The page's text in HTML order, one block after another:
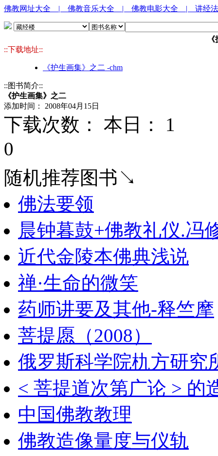
佛教网址大全 | 佛教音乐大全 | 佛教电影大全 | 讲经
::下载地址::
《护生画集》之二 -chm
::图书简介::
《护生画集》之二
添加时间： 2008年04月15日
下载次数： 本日： 1
0
随机推荐图书↘
佛法要领
晨钟暮鼓+佛教礼仪.冯
近代金陵本佛典浅说
禅·生命的微笑
药师讲要及其他-释竺摩
菩提愿（2008）
俄罗斯科学院朹方研究
< 菩提道次第广论 > 的
中国佛教教理
佛教造像量度与仪轨